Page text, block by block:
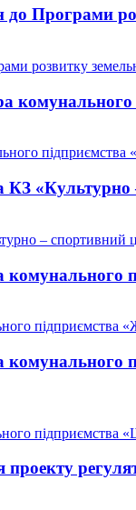
Програми
розвитку
КЗ
– спортивний
підприємства
підприємства